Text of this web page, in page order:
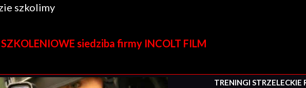
szkolimy
SZKOLENIOWE siedziba firmy INCOLT FILM
TRENINGI STRZELECKIE